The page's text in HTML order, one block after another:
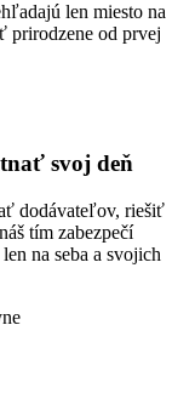
len miesto na
prirodzene od prvej
svoj deň
dodávateľov, riešiť
tím zabezpečí
na seba a svojich